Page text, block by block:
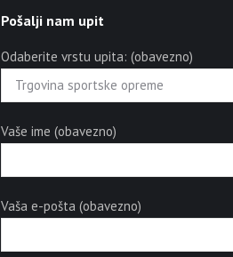
Pošalji nam upit
Odaberite vrstu upita: (obavezno)
Vaše ime (obavezno)
Vaša e-pošta (obavezno)